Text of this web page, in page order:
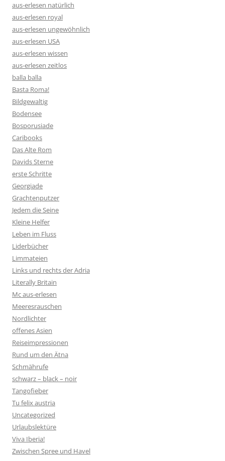
aus-erlesen natürlich
aus-erlesen royal
aus-erlesen ungewöhnlich
aus-erlesen USA
aus-erlesen wissen
aus-erlesen zeitlos
balla balla
Basta Roma!
Bildgewaltig
Bodensee
Bosporusiade
Caribooks
Das Alte Rom
Davids Sterne
erste Schritte
Georgiade
Grachtenputzer
Jedem die Seine
Kleine Helfer
Leben im Fluss
Liderbücher
Limmateien
Links und rechts der Adria
Literally Britain
Mc aus-erlesen
Meeresrauschen
Nordlichter
offenes Asien
Reiseimpressionen
Rund um den Ätna
Schmährufe
schwarz – black – noir
Tangofieber
Tu felix austria
Uncategorized
Urlaubslektüre
Viva Iberia!
Zwischen Spree und Havel